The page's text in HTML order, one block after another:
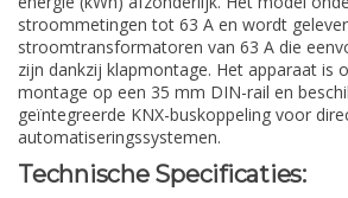
stroommetingen tot 63 A en wordt
stroomtransformatoren van 63 A die
zijn dankzij klapmontage. Het apparaat is
montage op een 35 mm DIN-rail en
geïntegreerde KNX-buskoppeling voor
automatiseringssystemen.
Technische Specificaties: